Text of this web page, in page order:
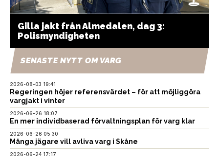
Gilla jakt från Almedalen, dag 3:
Polismyndigheten
SENASTE NYTT OM VARG
2026-08-03 19:41
Regeringen höjer referensvärdet – för att möjliggöra
vargjakt i vinter
2026-06-26 18:07
En mer individbaserad förvaltningsplan för varg klar
2026-06-26 05:30
Många jägare vill avliva varg i Skåne
2026-06-24 17:17